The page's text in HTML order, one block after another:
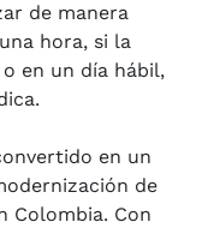
de manera
hora, si la
en un día hábil,
en un
de
Colombia. Con